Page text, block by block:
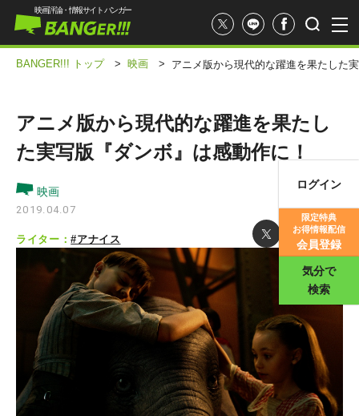
映画評論・情報サイト バンガー
ログイン
限定特典
お得情報配信
会員登録
気分で
検索
BANGER!!! トップ > 映画 > アニメ版から現代的な躍進を果たした
アニメ版から現代的な躍進を果たし
た実写版『ダンボ』は感動作に！
映画
2019.04.07
ライター：#アナイス